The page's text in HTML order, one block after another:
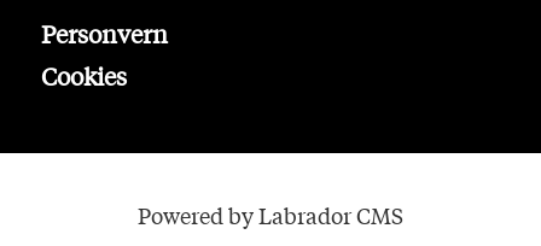
Personvern
Cookies
Powered by Labrador CMS